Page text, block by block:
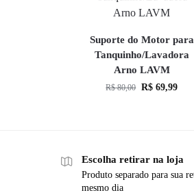
Suporte do Motor para
Tanquinho/Lavadora
Arno LAVM
R$80,00 R$ 69,99
Escolha retirar na loja
Produto separado para sua
mesmo dia